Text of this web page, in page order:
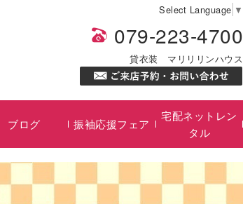
Select Language ▼
079-223-4700
貸衣装 マリリリンハウス
ブログ 振袖応援フェア
宅配ネットレン
タル